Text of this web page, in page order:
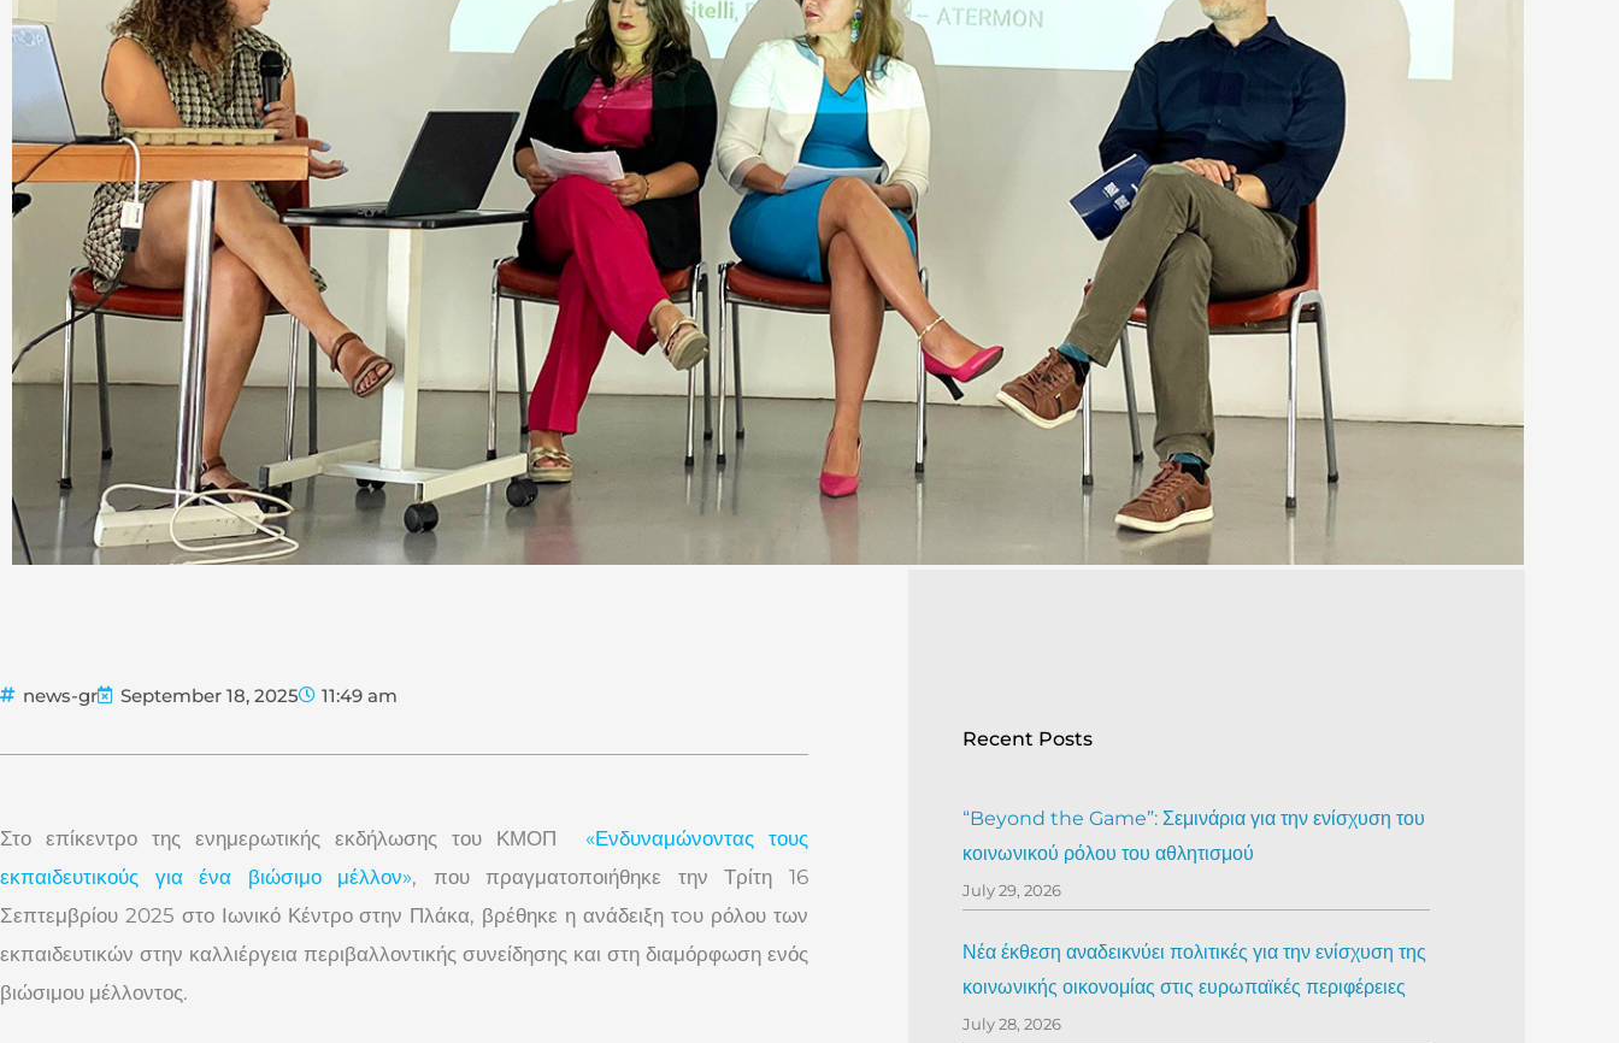
news-gr September 18, 2025 11:49 am
Στο επίκεντρο της ενημερωτικής εκδήλωσης του ΚΜΟΠ «Ενδυναμώνοντας τους
εκπαιδευτικούς για ένα βιώσιμο μέλλον», που πραγματοποιήθηκε την Τρίτη 16
Σεπτεμβρίου 2025 στο Ιωνικό Κέντρο στην Πλάκα, βρέθηκε η ανάδειξη τoυ ρόλου των
εκπαιδευτικών στην καλλιέργεια περιβαλλοντικής συνείδησης και στη διαμόρφωση ενός
βιώσιμου μέλλοντος.
Recent Posts
“Beyond the Game”: Σεμινάρια για την ενίσχυση του
κοινωνικού ρόλου του αθλητισμού
July 29, 2026
Νέα έκθεση αναδεικνύει πολιτικές για την ενίσχυση της
κοινωνικής οικονομίας στις ευρωπαϊκές περιφέρειες
July 28, 2026